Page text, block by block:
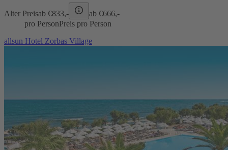
Alter Preisab €833,- ab €666,-
pro PersonPreis pro Person
allsun Hotel Zorbas Village